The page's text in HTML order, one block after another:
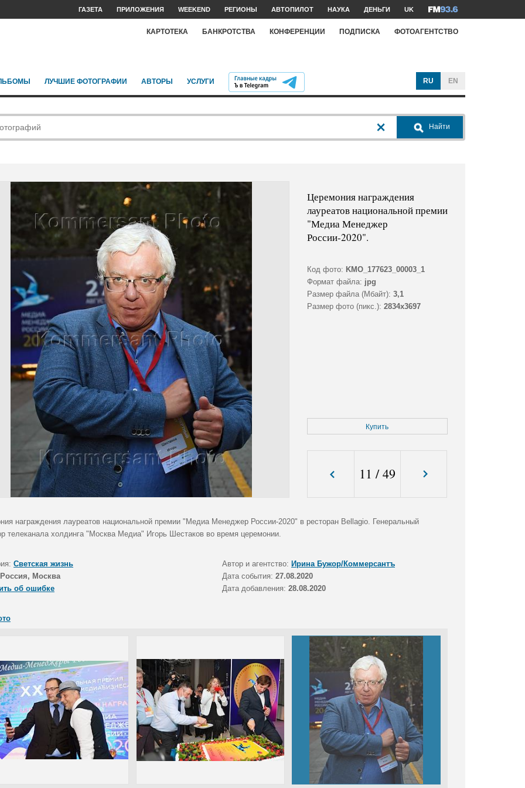
ГАЗЕТА ПРИЛОЖЕНИЯ WEEKEND РЕГИОНЫ АВТОПИЛОТ НАУКА ДЕНЬГИ UK
КАРТОТЕКА БАНКРОТСТВА КОНФЕРЕНЦИИ ПОДПИСКА ФОТОАГЕНТСТВО
ЛУЧШИЕ ФОТОГРАФИИ АВТОРЫ УСЛУГИ RU EN
Найти
Церемония награждения
лауреатов национальной премии
"Медиа Менеджер
России-2020".
Код фото: KMO_177623_00003_1
Формат файла: jpg
Размер файла (Мбайт): 3,1
Размер фото (пикс.): 2834x3697
Купить
11 /49
награждения лауреатов национальной премии "Медиа Менеджер России-2020" в ресторан Bellagio. Генеральный
телеканала холдинга "Москва Медиа" Игорь Шестаков во время церемонии.
Светская жизнь Автор и агентство: Ирина Бужор/Коммерсантъ
Россия, Москва Дата события: 27.08.2020
об ошибке
Дата добавления: 28.08.2020